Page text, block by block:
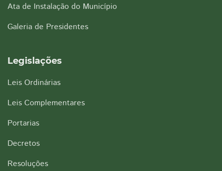
Ata de Instalação do Município
Galeria de Presidentes
Legislações
Leis Ordinárias
Leis Complementares
Portarias
Decretos
Resoluções